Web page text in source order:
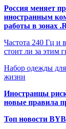
Россия меняет
иностранным
работы в зонах
Частота 240 Гц и
стоит ли за этим
Набор одежды
жизни
Иностранцы
новые правила
Топ новости